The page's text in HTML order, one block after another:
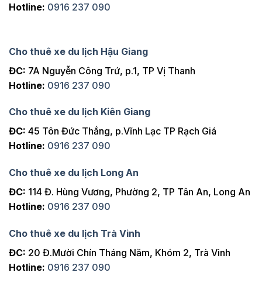
Hotline: 0916 237 090
Cho thuê xe du lịch Hậu Giang
ĐC: 7A Nguyễn Công Trứ, p.1, TP Vị Thanh
Hotline: 0916 237 090
Cho thuê xe du lịch Kiên Giang
ĐC: 45 Tôn Đức Thắng, p.Vĩnh Lạc TP Rạch Giá
Hotline: 0916 237 090
Cho thuê xe du lịch Long An
ĐC: 114 Đ. Hùng Vương, Phường 2, TP Tân An, Long An
Hotline: 0916 237 090
Cho thuê xe du lịch Trà Vinh
ĐC: 20 Đ.Mười Chín Tháng Năm, Khóm 2, Trà Vinh
Hotline: 0916 237 090